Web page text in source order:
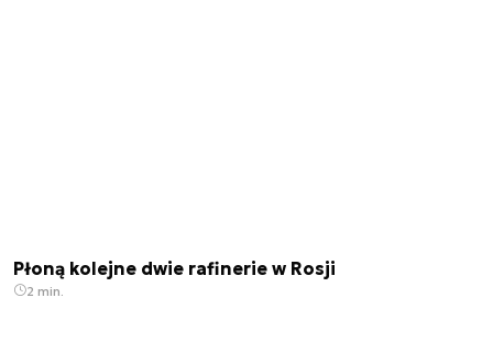
Płoną kolejne dwie rafinerie w Rosji
2 min.